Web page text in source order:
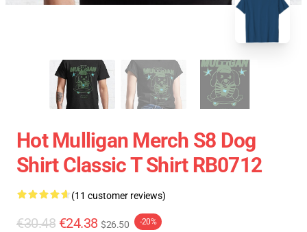
Hot Mulligan Merch S8 Dog
Shirt Classic T Shirt RB0712
(11 customer reviews)
€30.48 €24.38 $26.50 -20%